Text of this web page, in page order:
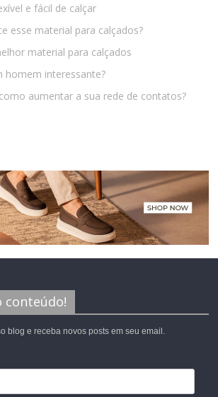
e fácil de calçar
esse material para calçados?
material para calçados
homem interessante?
aumentar a sua rede de contatos?
conteúdo!
blog e receba novos posts em seu email.